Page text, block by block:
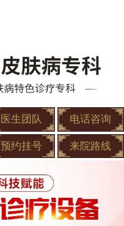
医生团队 电话咨询
预约挂号 来院路线